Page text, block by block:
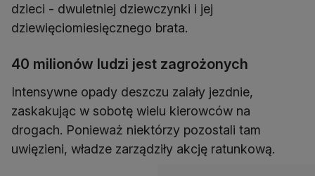
dzieci - dwuletniej dziewczynki i jej
dziewięciomiesięcznego brata.
40 milionów ludzi jest zagrożonych
Intensywne opady deszczu zalały jezdnie,
zaskakując w sobotę wielu kierowców na
drogach. Ponieważ niektórzy pozostali tam
uwięzieni, władze zarządziły akcję ratunkową.